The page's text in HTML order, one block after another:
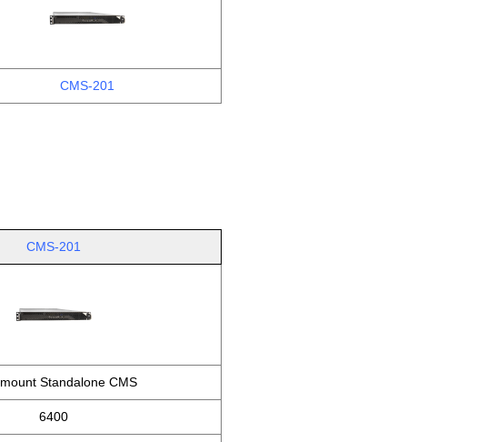
CMS-201
CMS-201
Standalone CMS
6400